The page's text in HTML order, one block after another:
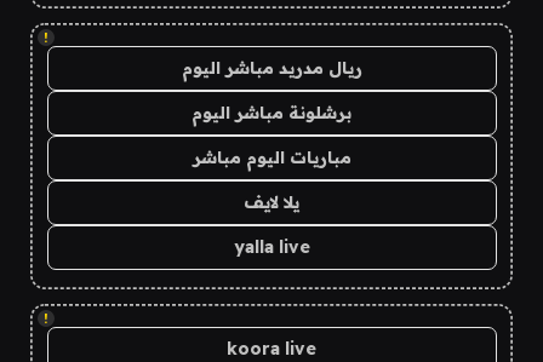
!
ريال مدريد مباشر اليوم
برشلونة مباشر اليوم
مباريات اليوم مباشر
يلا لايف
yalla live
!
koora live